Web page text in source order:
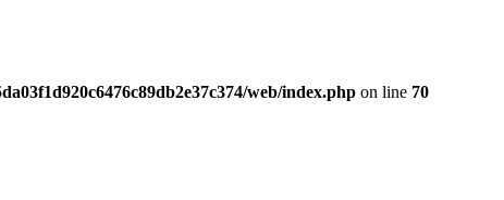
web/index.php on line 70